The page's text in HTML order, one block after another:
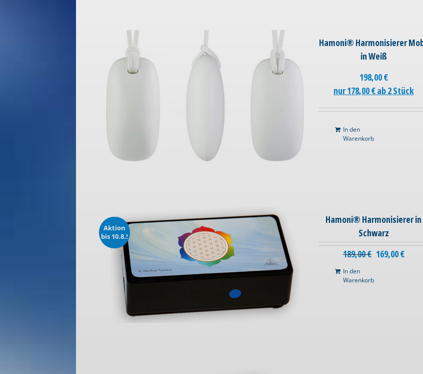
Hamoni® Harmonisierer
in Weiß
198,00€
nur 178,00 € ab 2 Stück
In den
Warenkorb
Aktion
bis 10.8.!
Hamoni® Harmonisierer in
Schwarz
189,00€ 169,00€
In den
Warenkorb